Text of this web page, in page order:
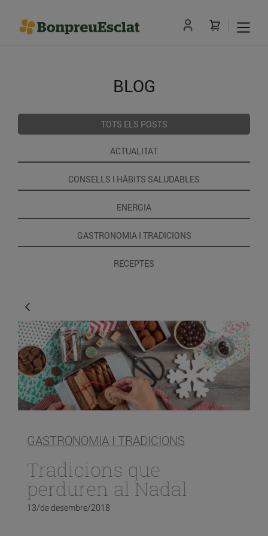
BLOG
TOTS ELS POSTS
ACTUALITAT
CONSELLS I HÀBITS SALUDABLES
ENERGIA
GASTRONOMIA I TRADICIONS
RECEPTES
GASTRONOMIA I TRADICIONS
Tradicions que
perduren al Nadal
13/de desembre/2018